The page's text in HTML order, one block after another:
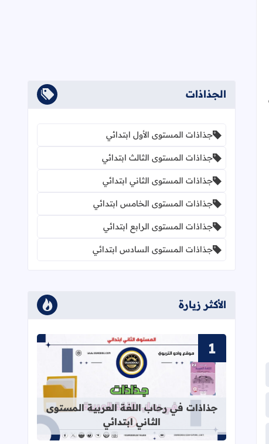
الجذاذات
جذاذات المستوى الأول ابتدائي
جذاذات المستوى الثالث ابتدائي
جذاذات المستوى الثاني ابتدائي
جذاذات المستوى الخامس ابتدائي
جذاذات المستوى الرابع ابتدائي
جذاذات المستوى السادس ابتدائي
الأكثر زيارة
قراءة المزيد عن جذاذات في رحاب
جذاذات في رحاب اللغة العربية المستوى
الثاني ابتدائي